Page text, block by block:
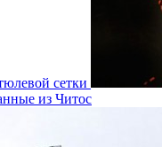
сетки
из Читос